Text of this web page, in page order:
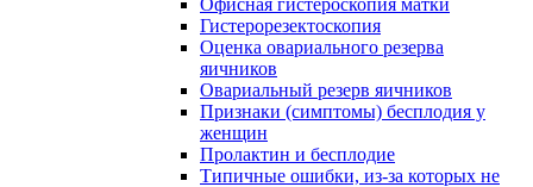
Офисная гистероскопия матки
Гистерорезектоскопия
Оценка овариального резерва
яичников
Овариальный резерв яичников
Признаки (симптомы) бесплодия у
женщин
Пролактин и бесплодие
Типичные ошибки, из-за которых не